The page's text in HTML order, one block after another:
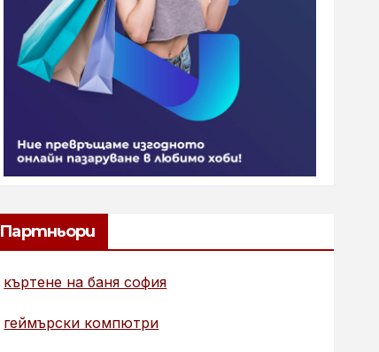
Партньори
къртене на баня софия
геймърски компютри